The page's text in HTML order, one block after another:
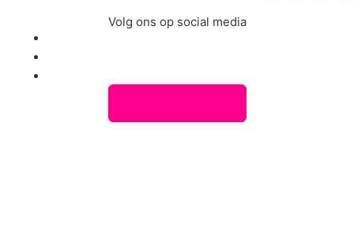
Volg ons op social media